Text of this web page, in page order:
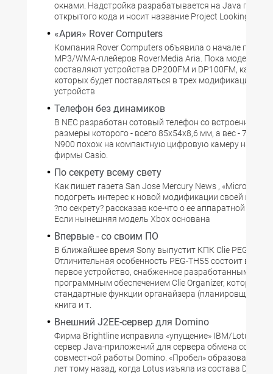
окнами. Надстройка разрабатывается на Java по
открытого кода и носит название Project Looking
«Ария» Rover Computers
Компания Rover Computers объявила о начале
MP3/WMA-плейеров RoverMedia Aria. Пока
составляют устройства DP200FM и DP100FM, каждая
которых будет поставляться в трех модификациях.
устройств
Телефон без динамиков
В NEC разработан сотовый телефон со встроенной
размеры которого - всего 85х54х8,6 мм, а вес - 70 г.
N900 похож на компактную цифровую камеру
фирмы Casio.
По секрету всему свету
Как пишет газета San Jose Mercury News , «Microsoft
подогреть интерес к новой модификации своей
?по секрету? рассказав кое-что о ее аппаратной
Если нынешняя модель Xbox основана
Впервые - со своим ПО
В ближайшее время Sony выпустит КПК Clie PEG-TH55.
Отличительная особенность PEG-TH55 состоит в том,
первое устройство, снабженное разработанным в
программным обеспечением Clie Organizer, которое
стандартные функции органайзера (планировщик,
книга и т.
Внешний J2EE-сервер для Domino
Фирма Brightline исправила «упущение» IBM/Lotus,
сервер Java-приложений для сервера обмена
совместной работы Domino. «Пробел» образовался
лет тому назад, когда Lotus изъяла из состава Domino